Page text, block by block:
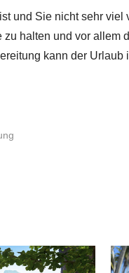
und Sie nicht sehr viel
halten und vor allem
kann der Urlaub